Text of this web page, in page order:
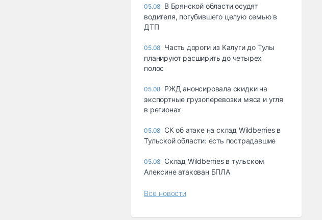
05.08 В Брянской области осудят
водителя, погубившего целую семью в
ДТП
05.08 Часть дороги из Калуги до Тулы
планируют расширить до четырех
полос
05.08 РЖД анонсировала скидки на
экспортные грузоперевозки мяса и угля
в регионах
05.08 СК об атаке на склад Wildberries в
Тульской области: есть пострадавшие
05.08 Склад Wildberries в тульском
Алексине атакован БПЛА
Все новости